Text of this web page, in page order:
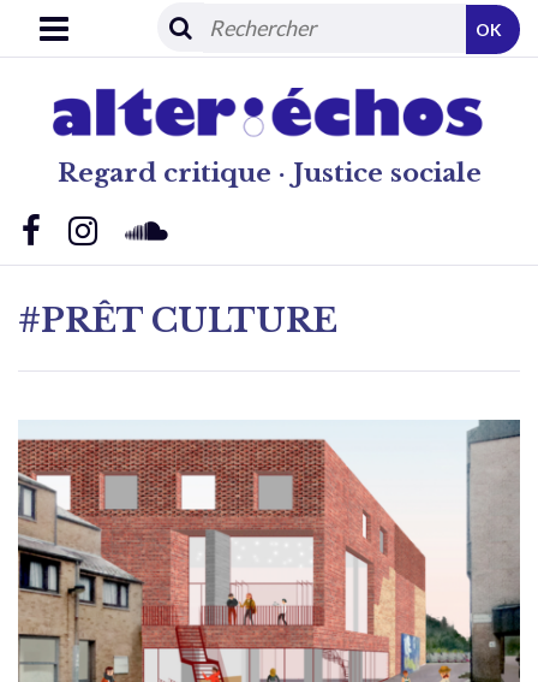
Regard critique · Justice sociale
OK
#PRÊT CULTURE